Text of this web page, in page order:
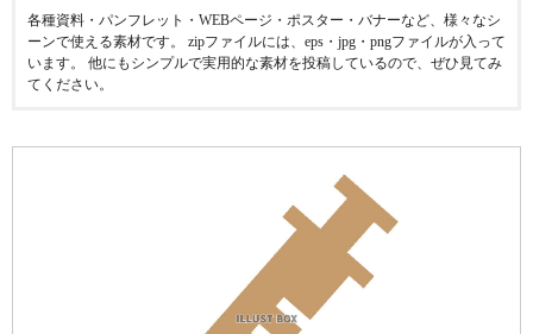
各種資料・パンフレット・WEBページ・ポスター・バナーなど、様々なシ
ーンで使える素材です。 zipファイルには、eps・jpg・pngファイルが入って
います。 他にもシンプルで実用的な素材を投稿しているので、ぜひ見てみ
てください。